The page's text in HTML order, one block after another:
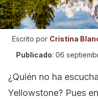
Escrito por Cristina
Publicado: 06
¿Quién no ha
Yellowstone? Pues